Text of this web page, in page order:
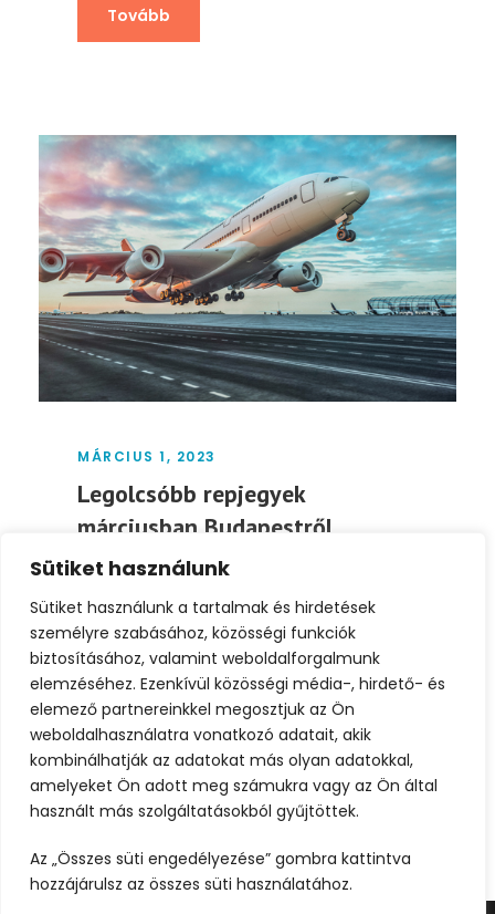
Sütiket használunk
Sütiket használunk a tartalmak és hirdetések
személyre szabásához, közösségi funkciók
biztosításához, valamint weboldalforgalmunk
elemzéséhez. Ezenkívül közösségi média-, hirdető- és
elemező partnereinkkel megosztjuk az Ön
weboldalhasználatra vonatkozó adatait, akik
kombinálhatják az adatokat más olyan adatokkal,
amelyeket Ön adott meg számukra vagy az Ön által
használt más szolgáltatásokból gyűjtöttek.
Az „Összes süti engedélyezése” gombra kattintva
hozzájárulsz az összes süti használatához.
Tovább
MÁRCIUS 1, 2023
Legolcsóbb repjegyek
márciusban Budapestről
Nem tudod még, hogy hová utaznál
márciusban? Összegyűjtöttük neked az
első 10 legkedvezőbb áru...
Tovább